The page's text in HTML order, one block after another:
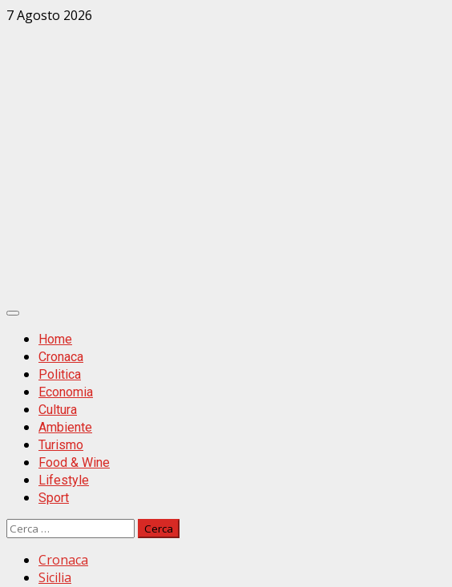
Zum
7 Agosto 2026
Primäres
MenüHome
Cronaca
Politica
Economia
Cultura
Ambiente
Turismo
Food & Wine
Lifestyle
Sport
Ricerca
Cronaca
Sicilia